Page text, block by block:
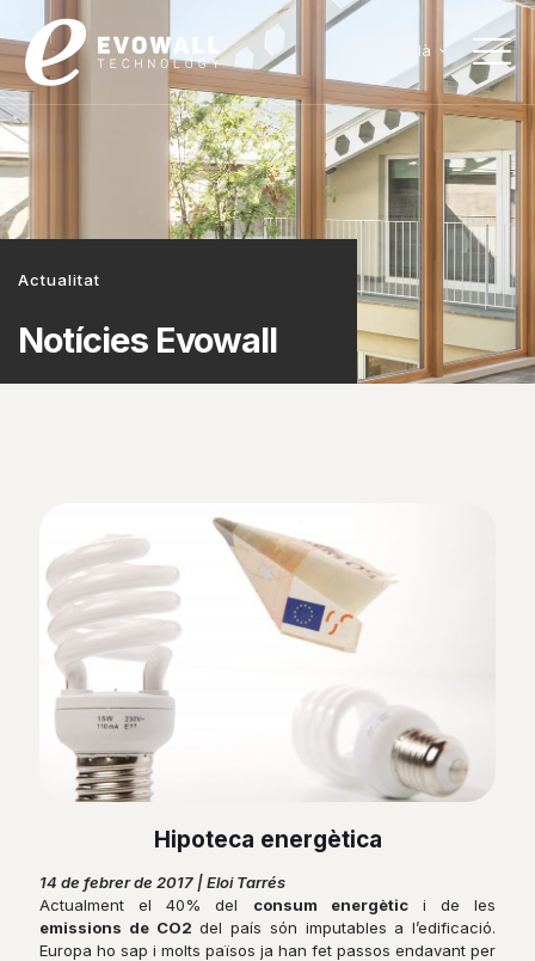
Català
Actualitat
Notícies Evowall
Hipoteca energètica
14 de febrer de 2017 | Eloi Tarrés
Actualment el 40% del consum energètici de les
emissions de CO2 del país són imputables a l’edificació.
Europa ho sap i molts països ja han fet passos endavant per